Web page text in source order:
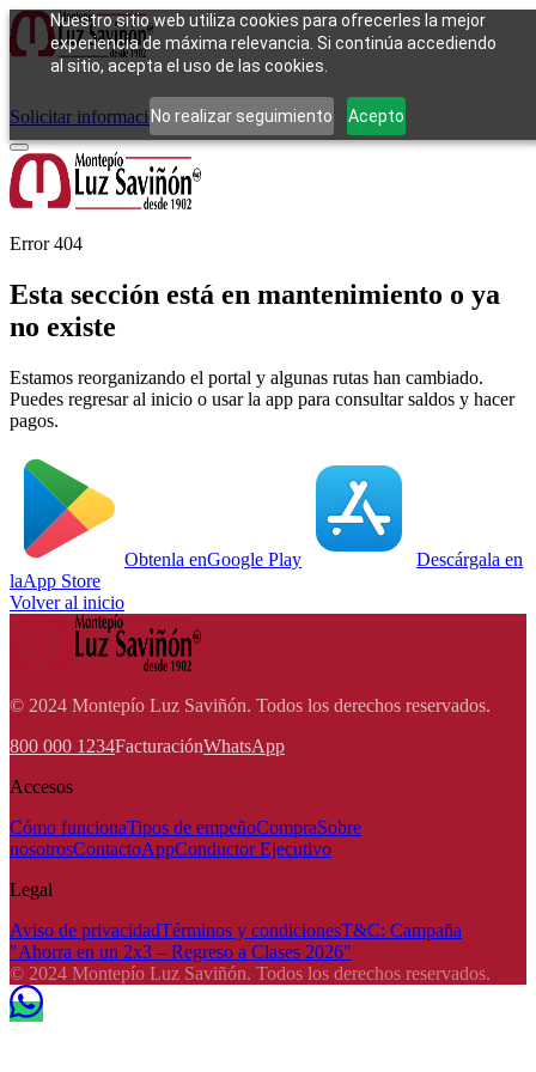
Nuestro sitio web utiliza cookies para ofrecerles la mejor
experiencia de máxima relevancia. Si continúa accediendo
al sitio, acepta el uso de las cookies.
No realizar seguimiento Acepto
Cómo funcionaTipos de empeñoCompraContacto
Solicitar información Iniciar sesión
Error 404
Esta sección está en mantenimiento o ya
no existe
Estamos reorganizando el portal y algunas rutas han cambiado.
Puedes regresar al inicio o usar la app para consultar saldos y hacer
pagos.
Obtenla enGoogle Play
Descárgala en
laApp Store
Volver al inicio
© 2024 Montepío Luz Saviñón. Todos los derechos reservados.
800 000 1234FacturaciónWhatsApp
Accesos
Cómo funcionaTipos de empeñoCompraSobre
nosotrosContactoAppConductor Ejecutivo
Legal
Aviso de privacidadTérminos y condicionesT&C: Campaña
"Ahorra en un 2x3 – Regreso a Clases 2026"
© 2024 Montepío Luz Saviñón. Todos los derechos reservados.